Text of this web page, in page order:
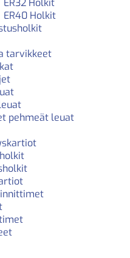
ER40 Holkit
tarvikkeet
pehmeät leuat